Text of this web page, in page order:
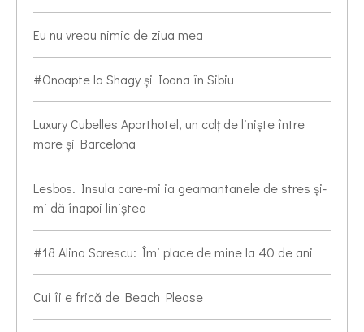
Eu nu vreau nimic de ziua mea
#Onoapte la Shagy și Ioana în Sibiu
Luxury Cubelles Aparthotel, un colț de liniște între
mare și Barcelona
Lesbos. Insula care-mi ia geamantanele de stres și-
mi dă înapoi liniștea
#18 Alina Sorescu: Îmi place de mine la 40 de ani
Cui îi e frică de Beach Please